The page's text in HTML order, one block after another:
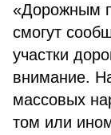
«Дорожным
смогут
участки
внимание.
массовых
том или